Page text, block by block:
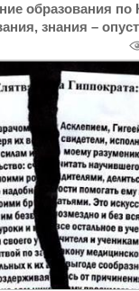
образования по
знания –